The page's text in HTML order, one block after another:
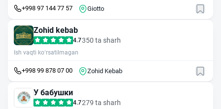
+998 97 144 77 57 Giotto
Zohid kebab
4.7350 ta sharh
Ish vaqti ko‘rsatilmagan
+998 99 878 07 00 Zohid Kebab
У бабушки
4.7279 ta sharh